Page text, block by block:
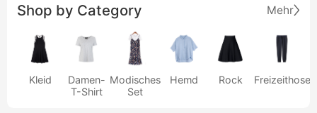
Shop by Category Mehr
Kleid
Damen-
T-Shirt
Modisches
Set
Hemd Rock Freizeithose